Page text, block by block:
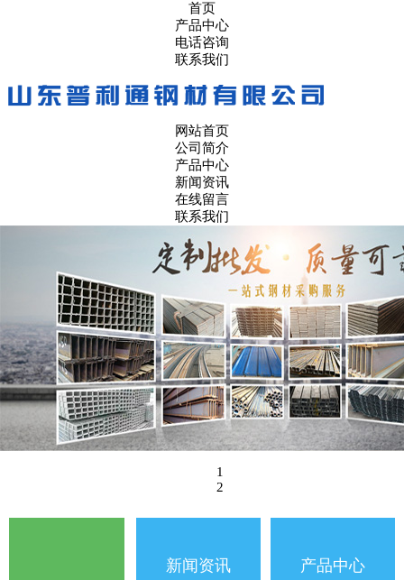
首页
产品中心
电话咨询
联系我们
网站首页
公司简介
产品中心
新闻资讯
在线留言
联系我们
1
2
新闻资讯 产品中心